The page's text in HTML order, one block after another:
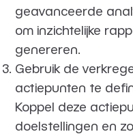
geavanceerde
om inzichtelijke
genereren.
Gebruik de
actiepunten te
Koppel deze
doelstellingen en